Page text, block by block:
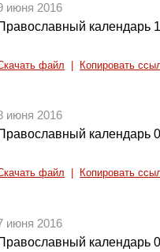
июня 2016
календарь
файл Копировать
июня 2016
календарь
файл Копировать
июня 2016
календарь